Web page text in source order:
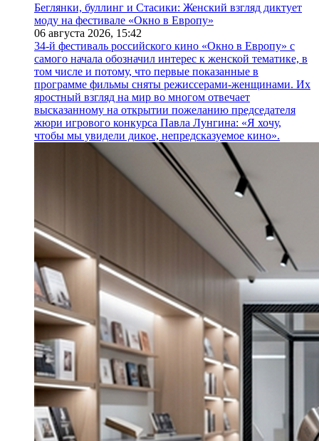
Беглянки, буллинг и Стасики: Женский взгляд диктует
моду на фестивале «Окно в Европу»
06 августа 2026, 15:42
34-й фестиваль российского кино «Окно в Европу» с
самого начала обозначил интерес к женской тематике, в
том числе и потому, что первые показанные в
программе фильмы сняты режиссерами-женщинами. Их
яростный взгляд на мир во многом отвечает
высказанному на открытии пожеланию председателя
жюри игрового конкурса Павла Лунгина: «Я хочу,
чтобы мы увидели дикое, непредсказуемое кино».